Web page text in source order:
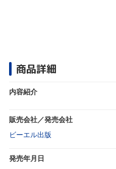
商品詳細
内容紹介
販売会社／発売会社
ビーエル出版
発売年月日